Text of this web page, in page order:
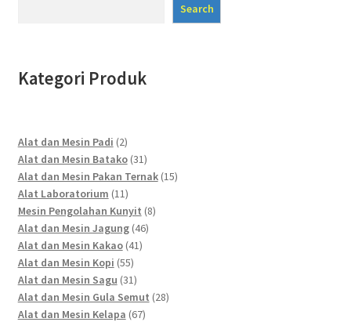
Search
Kategori Produk
Alat dan Mesin Padi 22
products
Alat dan Mesin Batako 3131
products
Alat dan Mesin Pakan Ternak 1515
Alat Laboratorium 1111
products
Mesin Pengolahan Kunyit 88
Alat dan Mesin Jagung 4646
Alat dan Mesin Kakao 4141
Alat dan Mesin Kopi 5555
products
Alat dan Mesin Sagu 3131
products
Alat dan Mesin Gula Semut 2828
Alat dan Mesin Kelapa 6767